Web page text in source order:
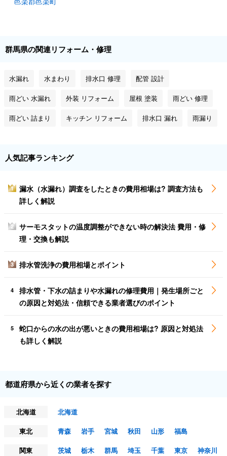
群馬県の関連リフォーム・修理
水漏れ 水まわり 排水口 修理 配管 設計
雨どい 水漏れ 外装 リフォーム 屋根 塗装 雨どい 修理
雨どい 詰まり キッチン リフォーム 排水口 漏れ 雨漏り
人気記事ランキング
1
漏水（水漏れ）調査をしたときの費用相場は? 調査方法も
詳しく解説
2
サーモスタットの温度調整ができない時の解決法 費用・修
理・交換も解説
3 排水管洗浄の費用相場とポイント
4
排水管・下水の詰まりや水漏れの修理費用｜発生場所ごと
の原因と対処法・信頼できる業者選びのポイント
5
蛇口からの水の出が悪いときの費用相場は? 原因と対処法
も詳しく解説
都道府県から近くの業者を探す
北海道
北海道
東北
青森 岩手 宮城 秋田 山形
福島
関東
茨城 栃木 群馬 埼玉 千葉 東京
神奈川